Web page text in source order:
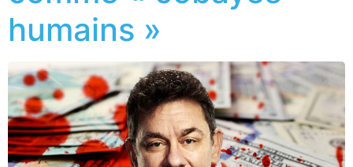
humains »